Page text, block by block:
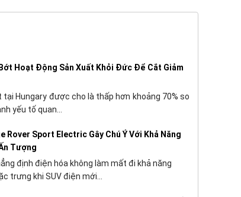
Hoạt Động Sản Xuất Khỏi Đức Để Cắt Giảm
tại Hungary được cho là thấp hơn khoảng 70% so
yếu tố quan...
Rover Sport Electric Gây Chú Ý Với Khả Năng
Tượng
định điện hóa không làm mất đi khả năng
trưng khi SUV điện mới...